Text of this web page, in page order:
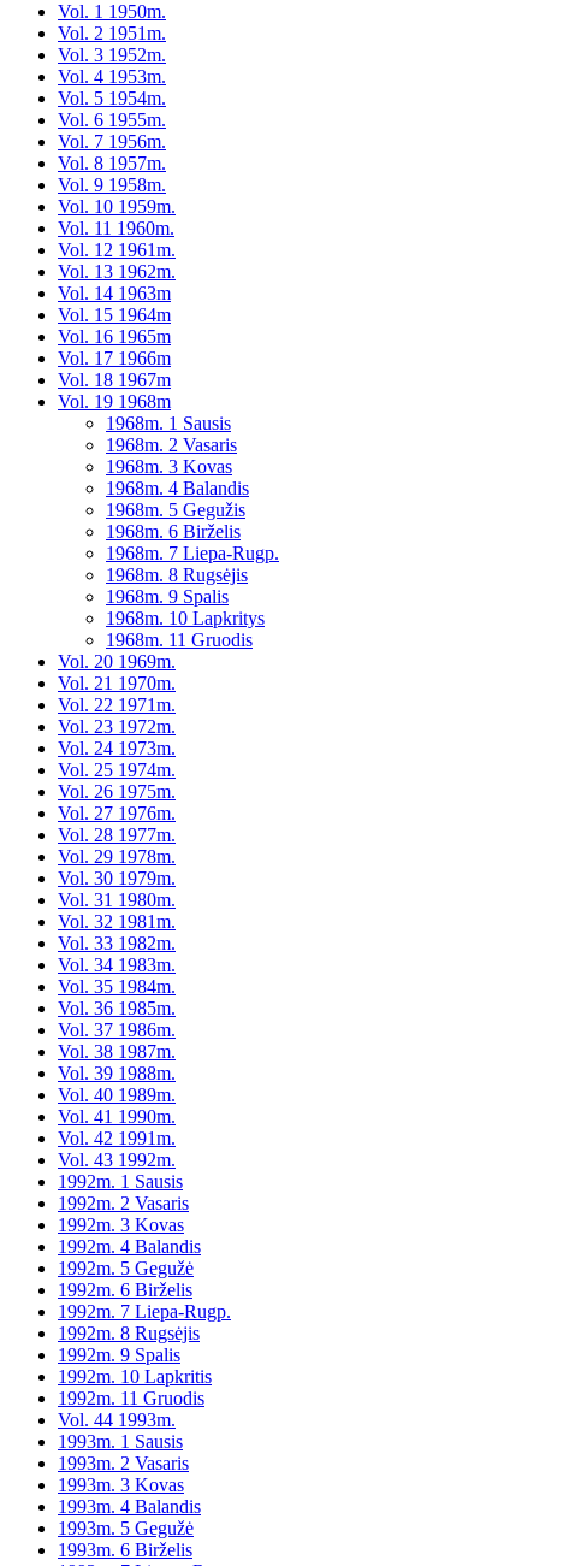
Vol. 1 1950m.
Vol. 2 1951m.
Vol. 3 1952m.
Vol. 4 1953m.
Vol. 5 1954m.
Vol. 6 1955m.
Vol. 7 1956m.
Vol. 8 1957m.
Vol. 9 1958m.
Vol. 10 1959m.
Vol. 11 1960m.
Vol. 12 1961m.
Vol. 13 1962m.
Vol. 14 1963m
Vol. 15 1964m
Vol. 16 1965m
Vol. 17 1966m
Vol. 18 1967m
Vol. 19 1968m
1968m. 1 Sausis
1968m. 2 Vasaris
1968m. 3 Kovas
1968m. 4 Balandis
1968m. 5 Gegužis
1968m. 6 Birželis
1968m. 7 Liepa-Rugp.
1968m. 8 Rugsėjis
1968m. 9 Spalis
1968m. 10 Lapkritys
1968m. 11 Gruodis
Vol. 20 1969m.
Vol. 21 1970m.
Vol. 22 1971m.
Vol. 23 1972m.
Vol. 24 1973m.
Vol. 25 1974m.
Vol. 26 1975m.
Vol. 27 1976m.
Vol. 28 1977m.
Vol. 29 1978m.
Vol. 30 1979m.
Vol. 31 1980m.
Vol. 32 1981m.
Vol. 33 1982m.
Vol. 34 1983m.
Vol. 35 1984m.
Vol. 36 1985m.
Vol. 37 1986m.
Vol. 38 1987m.
Vol. 39 1988m.
Vol. 40 1989m.
Vol. 41 1990m.
Vol. 42 1991m.
Vol. 43 1992m.
1992m. 1 Sausis
1992m. 2 Vasaris
1992m. 3 Kovas
1992m. 4 Balandis
1992m. 5 Gegužė
1992m. 6 Birželis
1992m. 7 Liepa-Rugp.
1992m. 8 Rugsėjis
1992m. 9 Spalis
1992m. 10 Lapkritis
1992m. 11 Gruodis
Vol. 44 1993m.
1993m. 1 Sausis
1993m. 2 Vasaris
1993m. 3 Kovas
1993m. 4 Balandis
1993m. 5 Gegužė
1993m. 6 Birželis